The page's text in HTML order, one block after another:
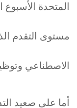
المتحدة
مستوى التقدم
الاصطناعي
أما على صعيد